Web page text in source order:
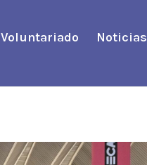
Voluntariado
Noticias